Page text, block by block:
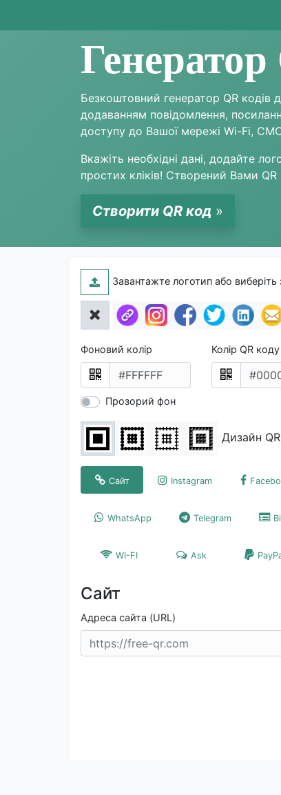
Безкоштовний генератор QR
додаванням повідомлення,
доступу до Вашої мережі Wi-Fi, СМС
Вкажіть необхідні дані, додайте
простих кліків! Створений Вами
Створити QR код »
Завантажте логотип або виберіть
Фоновий колір Колір QR коду
Прозорий фон
Дизайн
Сайт Instagram
WhatsApp Telegram
WI-FI Ask
Сайт
Адреса сайта (URL)